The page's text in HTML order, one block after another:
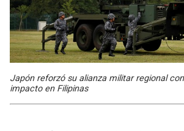
Japón reforzó su alianza militar regional
impacto en Filipinas